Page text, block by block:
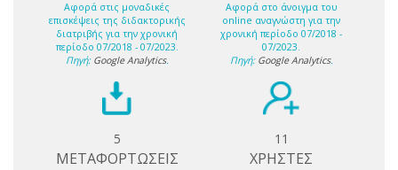
Αφορά στις μοναδικές
επισκέψεις της διδακτορικής
διατριβής για την χρονική
περίοδο 07/2018 - 07/2023.
Πηγή: Google Analytics.
Αφορά στο άνοιγμα του
online αναγνώστη για την
χρονική περίοδο 07/2018 -
07/2023.
Πηγή: Google Analytics.
5
ΜΕΤΑΦΟΡΤΩΣΕΙΣ
11
ΧΡΗΣΤΕΣ